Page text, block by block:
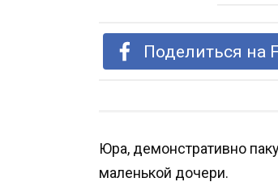
Поделиться на
Юра, демонстративно
маленькой дочери.